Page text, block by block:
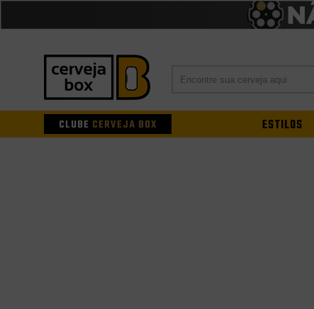
CLUBE CERVEJA BOX ESTILOS